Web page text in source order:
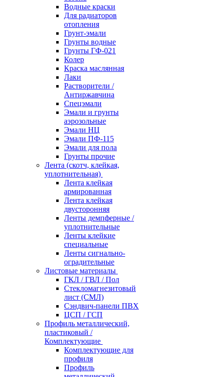
Водные краски
Для радиаторов
отопления
Грунт-эмали
Грунты водные
Грунты ГФ-021
Колер
Краска маслянная
Лаки
Растворители /
Антиржавчина
Спецэмали
Эмали и грунты
аэрозольные
Эмали НЦ
Эмали ПФ-115
Эмали для пола
Грунты прочие
Лента (скотч, клейкая,
уплотнительная)
Лента клейкая
армированная
Лента клейкая
двусторонняя
Ленты демпферные /
уплотнительные
Ленты клейкие
специальные
Ленты сигнально-
оградительные
Листовые материалы
ГКЛ / ГВЛ / Пол
Стекломагнезитовый
лист (СМЛ)
Сэндвич-панели ПВХ
ЦСП / ГСП
Профиль металлический,
пластиковый /
Комплектующие
Комплектующие для
профиля
Профиль